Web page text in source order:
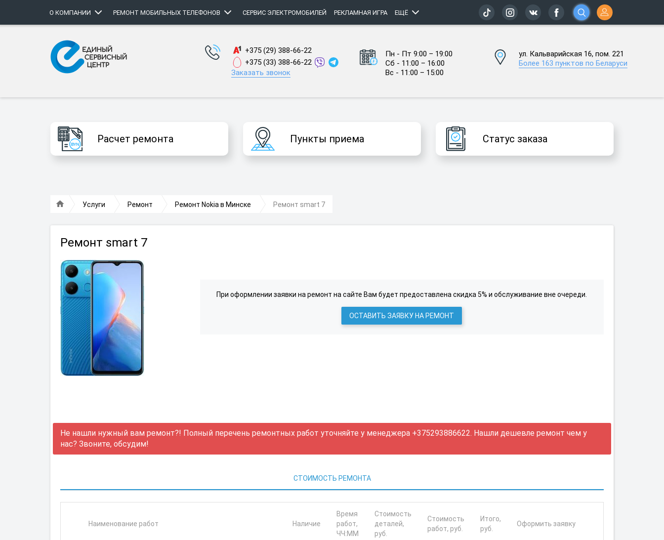
О КОМПАНИИ РЕМОНТ МОБИЛЬНЫХ ТЕЛЕФОНОВ СЕРВИС ЭЛЕКТРОМОБИЛЕЙ РЕКЛАМНАЯ ИГРА ЕЩЁ
+375 (29) 388-66-22
+375 (33) 388-66-22
Заказать звонок
Пн - Пт 9:00 – 19:00
Сб - 11:00 – 16:00
Вс - 11:00 – 15:00
ул. Кальварийская 16, пом. 221
Более 163 пунктов по Беларуси
Расчет ремонта Пункты приема Статус заказа
Услуги Ремонт Ремонт Nokia в Минске Ремонт smart 7
Ремонт smart 7
При оформлении заявки на ремонт на сайте Вам будет предоставлена скидка 5% и обслуживание вне очереди.
ОСТАВИТЬ ЗАЯВКУ НА РЕМОНТ
Не нашли нужный вам ремонт?! Полный перечень ремонтных работ уточняйте у менеджера +375293886622. Нашли дешевле ремонт чем у
нас? Звоните, обсудим!
СТОИМОСТЬ РЕМОНТА
Наименование работ Наличие
Время
работ,
ЧЧ:ММ
Стоимость
деталей,
руб.
Стоимость
работ, руб.
Итого,
руб.
Оформить заявку